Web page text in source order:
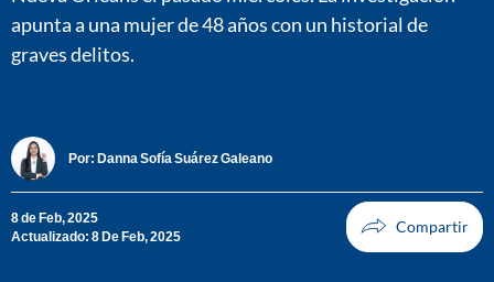
apunta a una mujer de 48 años con un historial de
graves delitos.
Por: Danna Sofía Suárez Galeano
8 de Feb, 2025
Actualizado: 8 De Feb, 2025